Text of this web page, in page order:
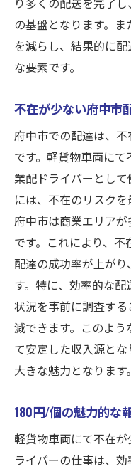
企業配達で
今すぐ応募
府中市での
軽貨物で府中市
安定した収
やりがいを
軽貨物車両
収入とやり
府中市での
仕事におけ
昭島市武蔵野か
たな挑戦を
昭島市から
新たな挑戦
配達業務で
高単価配達
新たなステ
の基盤となります。
を減らし、結果的に
な要素です。
不在が少ない府中市
府中市での配達は、
です。軽貨物車両に
業配ドライバーとし
には、不在のリスクを
府中市は商業エリア
です。これにより、不
配達の成功率が上が
す。特に、効率的な
状況を事前に調査す
減できます。このよ
て安定した収入源と
大きな魅力となります。
180円/個の魅力的な
軽貨物車両にて不在
ライバーの仕事は、